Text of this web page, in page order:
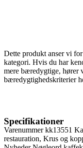
Dette produkt anser vi
kategori. Hvis du har
mere bæredygtige, hører
bæredygtighedskriterier
Specifikationer
Varenummerkk13551
restauration, Krus og